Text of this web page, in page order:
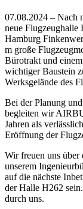
07.08.2024 – Nach
neue
Hamburg
m große
Bürotrakt und
wichtiger Baustein
Werksgelände des
Bei der Planung
begleiten wir
Jahren als
Eröffnung der
Wir freuen uns über
unserem
auf die nächste
der Halle H262
durch uns.